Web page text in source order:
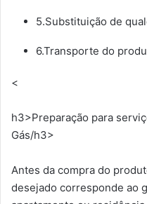
5.Substituição de
6.Transporte do
<
h3>Preparação para
Gás/h3>
Antes da compra do
desejado corresponde ao